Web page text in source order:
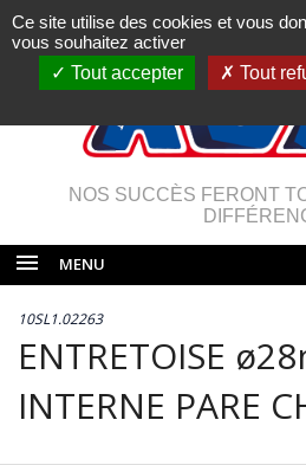
NOS SUCCÈS FERONT
MENU
10SL1.02263
ENTRETOISE
INTERNE PARE
Ce site utilise des cookies et vous
vous souhaitez activer
Tout accepter
Tout